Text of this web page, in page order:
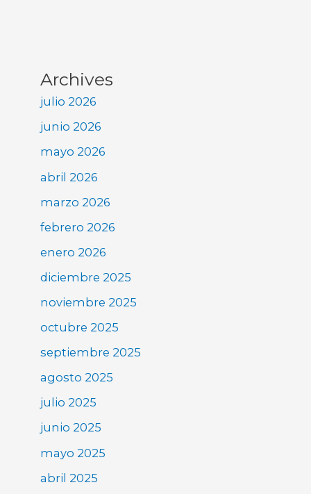
Archives
julio 2026
junio 2026
mayo 2026
abril 2026
marzo 2026
febrero 2026
enero 2026
diciembre 2025
noviembre 2025
octubre 2025
septiembre 2025
agosto 2025
julio 2025
junio 2025
mayo 2025
abril 2025